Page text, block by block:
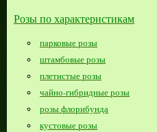
Розы по характеристикам
парковые розы
штамбовые розы
плетистые розы
чайно-гибридные розы
розы флорибунда
кустовые розы